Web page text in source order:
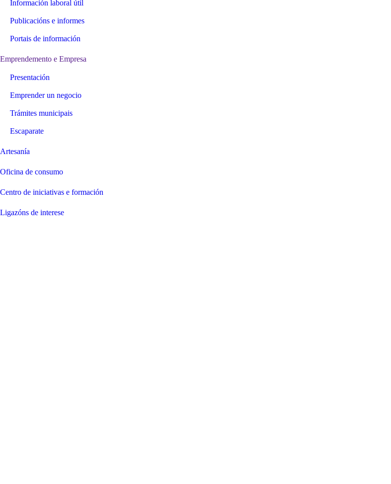
Información laboral útil
Publicacións e informes
Portais de información
Emprendemento e Empresa
Presentación
Emprender un negocio
Trámites municipais
Escaparate
Artesanía
Oficina de consumo
Centro de iniciativas e formación
Ligazóns de interese